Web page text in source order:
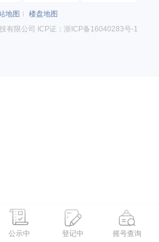
地图
楼盘地图
有限公司 ICP证：浙ICP备16040283号-1
公示中 登记中 摇号查询